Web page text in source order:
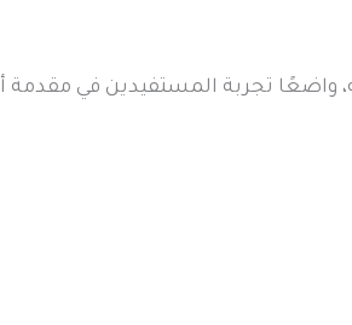
تجربة المستفيدين في مقدمة